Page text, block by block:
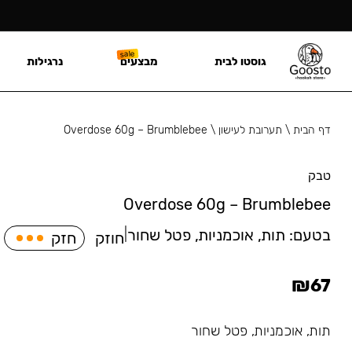
דף הבית\ תערובת לעישון \
Overdose 60g – Brumblebee
טבק
Overdose 60g – Brumblebee
בטעם: תות, אוכמניות, פטל שחור חוזק חזק
₪67
תות, אוכמניות, פטל שחור
גוסטו לבית מבצעים נרגילות